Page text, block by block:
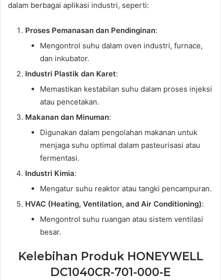
dalam berbagai aplikasi industri, seperti:
Proses Pemanasan dan Pendinginan:
Mengontrol suhu dalam oven industri, furnace,
dan inkubator.
Industri Plastik dan Karet:
Memastikan kestabilan suhu dalam proses injeksi
atau pencetakan.
Makanan dan Minuman:
Digunakan dalam pengolahan makanan untuk
menjaga suhu optimal dalam pasteurisasi atau
fermentasi.
Industri Kimia:
Mengatur suhu reaktor atau tangki pencampuran.
HVAC (Heating, Ventilation, and Air Conditioning):
Mengontrol suhu ruangan atau sistem ventilasi
besar.
Kelebihan Produk HONEYWELL
DC1040CR-701-000-E